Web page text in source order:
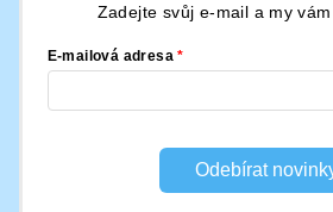
Zadejte svůj e-mail a my
E-mailová adresa
Odebírat